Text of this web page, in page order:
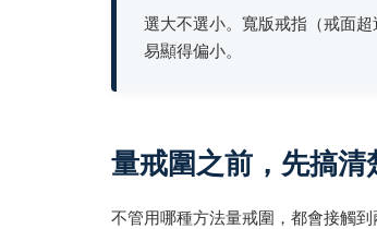
選大不選小。寬版戒指（戒面
易顯得偏小。
量戒圍之前，先搞清
不管用哪種方法量戒圍，都會接觸到